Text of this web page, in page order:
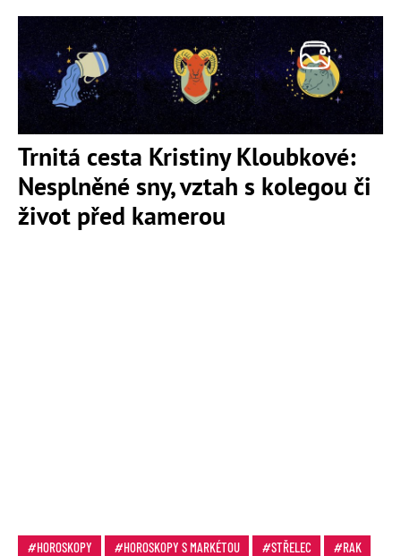
Trnitá cesta Kristiny Kloubkové:
Nesplněné sny, vztah s kolegou či
život před kamerou
HOROSKOPY HOROSKOPY S MARKÉTOU STŘELEC
RAK